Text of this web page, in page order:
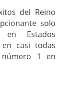
del Reino
solo
Estados
casi todas
1 en